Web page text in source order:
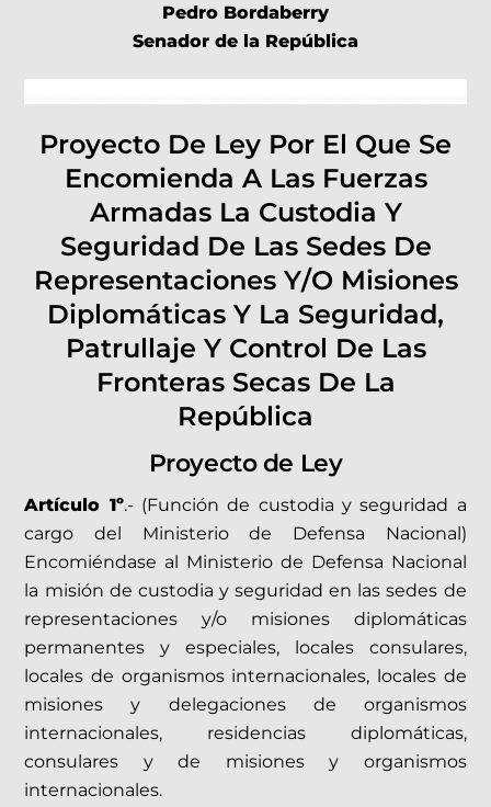
Pedro Bordaberry
Senador de la República
Proyecto De Ley Por El Que Se
Encomienda A Las Fuerzas
Armadas La Custodia Y
Seguridad De Las Sedes De
Representaciones Y/o Misiones
Diplomáticas Y La Seguridad,
Patrullaje Y Control De Las
Fronteras Secas De La
República
Proyecto de Ley
Artículo 1º.- (Función de custodia y seguridad a
cargo del Ministerio de Defensa Nacional)
Encomiéndase al Ministerio de Defensa Nacional
la misión de custodia y seguridad en las sedes de
representaciones y/o misiones diplomáticas
permanentes y especiales, locales consulares,
locales de organismos internacionales, locales de
misiones y delegaciones de organismos
internacionales, residencias diplomáticas,
consulares y de misiones y organismos
internacionales.